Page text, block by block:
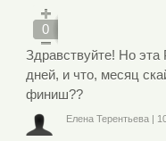
0
Здравствуйте! Но эта
дней, и что, месяц
финиш??
Елена Терентьева |